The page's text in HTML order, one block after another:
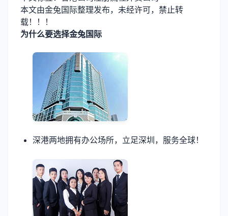
本文由金兔国际整理发布，未经许可，禁止转
载！！！
为什么要选择金兔国际
深港两地拥有办公场所，立足深圳，服务全球！